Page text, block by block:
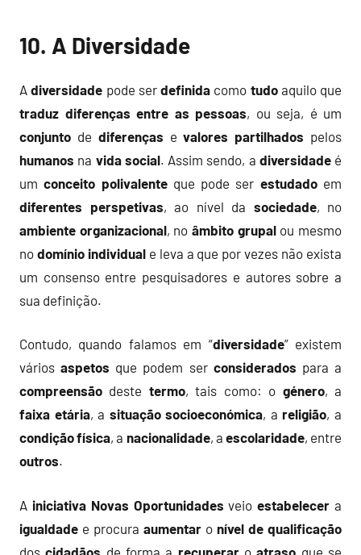
10. A Diversidade
Adiversidade pode ser definida como tudoaquilo que
traduz diferenças entre as pessoas, ou seja, é um
conjunto de diferenças evalores partilhados pelos
humanos na vida social. Assim sendo, a diversidadeé
umconceito polivalenteque pode ser estudadoem
diferentes perspetivas, ao nível da sociedade, no
ambiente organizacional, noâmbito grupalou mesmo
no domínio individuale leva a que por vezes não exista
um consenso entre pesquisadores e autores sobre a
sua definição.
Contudo, quando falamos em “diversidade” existem
váriosaspetos que podem ser considerados para a
compreensão deste termo, tais como: o género, a
faixa etária, a situação socioeconómica, areligião, a
condição física, a nacionalidade, a escolaridade, entre
outros.
A iniciativa Novas Oportunidades veioestabelecer a
igualdade e procura aumentar o nível de qualificação
doscidadãos de forma a recuperaroatraso que se